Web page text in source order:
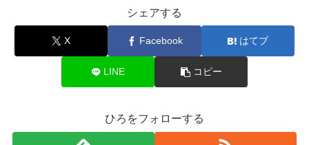
シェアする
X Facebook はてブ
LINE コピー
ひろをフォローする